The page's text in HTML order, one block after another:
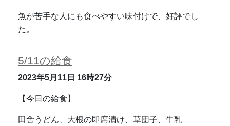
魚が苦手な人にも食べやすい味付けで、好評でし
た。
5/11の給食
2023年5月11日 16時27分
【今日の給食】
田舎うどん、大根の即席漬け、草団子、牛乳